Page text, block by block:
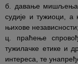
б. давање мишљења
судије и тужиоци, а
њихове независности;
ц. праћење
тужилачке етике и
интереса, те